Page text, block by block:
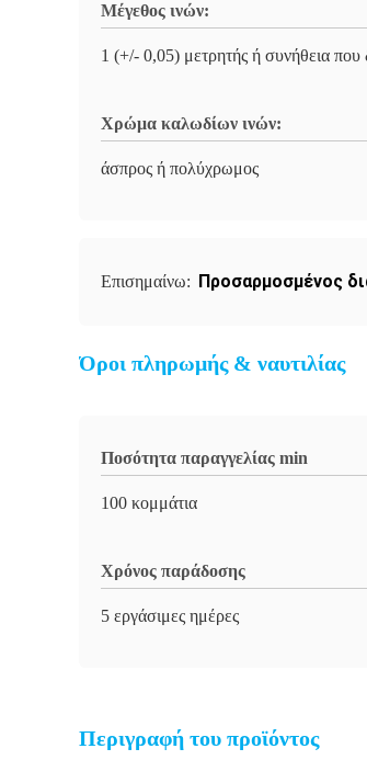
Μέγεθος ινών:
1 (+/- 0,05) μετρητής ή συνήθεια που
Χρώμα καλωδίων ινών:
άσπρος ή πολύχρωμος
Επισημαίνω: Προσαρμοσμένος
Όροι πληρωμής & ναυτιλίας
Ποσότητα παραγγελίας min
100 κομμάτια
Χρόνος παράδοσης
5 εργάσιμες ημέρες
Περιγραφή του προϊόντος